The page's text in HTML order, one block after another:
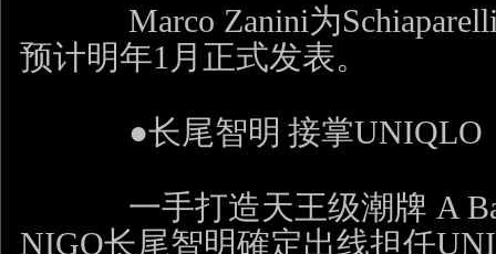
Marco Zanini为
预计明年1 月正式发表。
●长尾智明 接掌UNIQLO
一手打造天王级潮牌 A
NIGO长尾智明確定出线担任